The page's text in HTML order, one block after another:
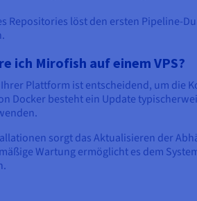
Repositories löst den ersten Pipeline-
ich Mirofish auf einem VPS?
Plattform ist entscheidend, um die
Docker besteht ein Update
sorgt das Aktualisieren der
Wartung ermöglicht es dem